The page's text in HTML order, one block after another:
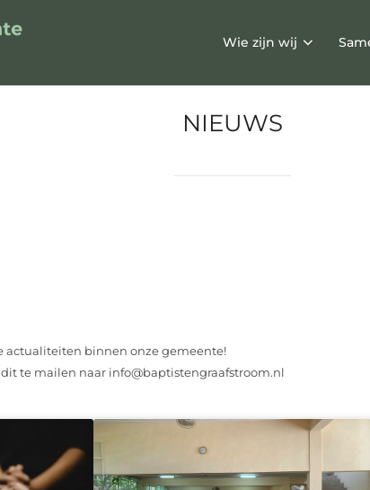
Wie zijn wij
NIEUWS
actualiteiten binnen onze gemeente!
te mailen naar info@baptistengraafstroom.nl